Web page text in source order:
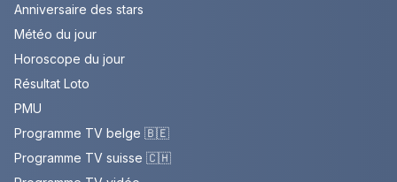
Anniversaire des stars
Météo du jour
Horoscope du jour
Résultat Loto
PMU
Programme TV belge 🇧🇪
Programme TV suisse 🇨🇭